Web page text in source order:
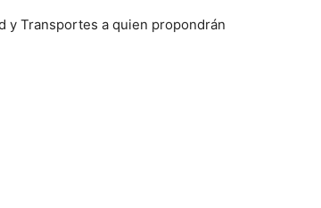
y Transportes a quien propondrán